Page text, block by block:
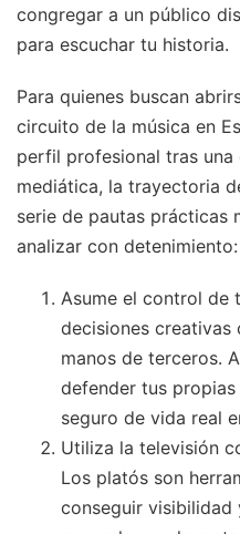
congregar a un público
para escuchar tu historia.
Para quienes buscan
circuito de la música en
perfil profesional tras
mediática, la trayectoria
serie de pautas prácticas
analizar con detenimiento:
Asume el control de
decisiones creativas
manos de terceros.
defender tus
seguro de vida real
Utiliza la televisión
Los platós son
conseguir